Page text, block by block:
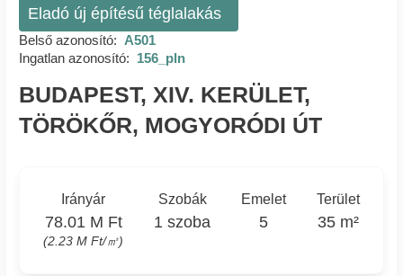
Eladó új építésű téglalakás
Belső azonosító: A501
Ingatlan azonosító: 156_pln
BUDAPEST, XIV. KERÜLET,
TÖRÖKŐR, MOGYORÓDI ÚT
Irányár
78.01 M Ft
(2.23 M Ft/㎡)
Szobák
1 szoba
Emelet
5
Terület
35 m²